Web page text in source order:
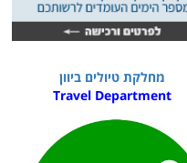
מחלקת טיולים ביוון
Travel Department